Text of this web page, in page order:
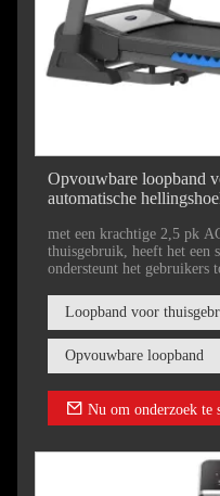
Opvouwbare loopband
automatische
met een krachtige 2,5 pk
thuisgebruik, heeft het een
ondersteunt het gebruikers
hellingsniveaus.
Opvouwbare loopband
Nu om onderzoek te